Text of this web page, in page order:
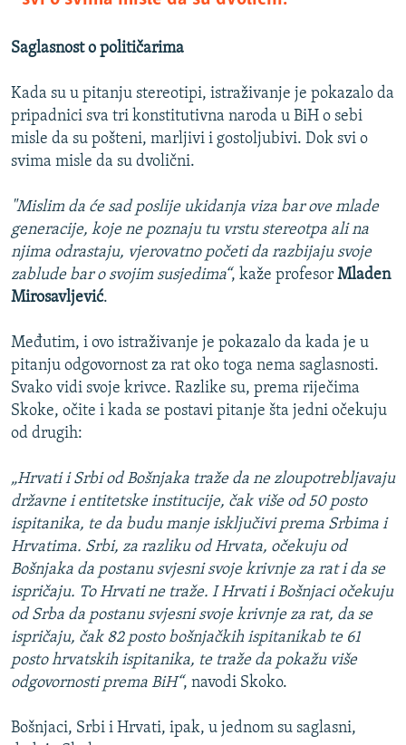
Saglasnost o političarima
Kada su u pitanju stereotipi, istraživanje je pokazalo da
pripadnici sva tri konstitutivna naroda u BiH o sebi
misle da su pošteni, marljivi i gostoljubivi. Dok svi o
svima misle da su dvolični.
"Mislim da će sad poslije ukidanja viza bar ove mlade
generacije, koje ne poznaju tu vrstu stereotpa ali na
njima odrastaju, vjerovatno početi da razbijaju svoje
zablude bar o svojim susjedima“, kaže profesor Mladen
Mirosavljević.
Međutim, i ovo istraživanje je pokazalo da kada je u
pitanju odgovornost za rat oko toga nema saglasnosti.
Svako vidi svoje krivce. Razlike su, prema riječima
Skoke, očite i kada se postavi pitanje šta jedni očekuju
od drugih:
„Hrvati i Srbi od Bošnjaka traže da ne zloupotrebljavaju
državne i entitetske institucije, čak više od 50 posto
ispitanika, te da budu manje isključivi prema Srbima i
Hrvatima. Srbi, za razliku od Hrvata, očekuju od
Bošnjaka da postanu svjesni svoje krivnje za rat i da se
ispričaju. To Hrvati ne traže. I Hrvati i Bošnjaci očekuju
od Srba da postanu svjesni svoje krivnje za rat, da se
ispričaju, čak 82 posto bošnjačkih ispitanikab te 61
posto hrvatskih ispitanika, te traže da pokažu više
odgovornosti prema BiH“, navodi Skoko.
Bošnjaci, Srbi i Hrvati, ipak, u jednom su saglasni,